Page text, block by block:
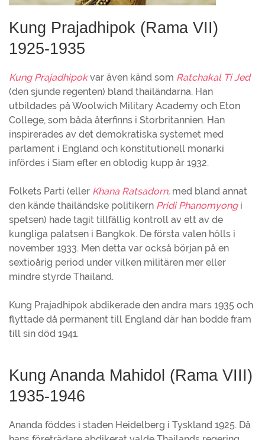
Kung Prajadhipok (Rama VII)
1925-1935
Kung Prajadhipokvar även känd som Ratchakal Ti Jed
(den sjunde regenten) bland thailändarna. Han
utbildades på Woolwich Military Academy och Eton
College, som båda återfinns i Storbritannien. Han
inspirerades av det demokratiska systemet med
parlament i England och konstitutionell monarki
infördes i Siam efter en oblodig kupp år 1932.
Folkets Parti (eller Khana Ratsadorn, med bland annat
den kände thailändske politikern Pridi Phanomyongi
spetsen) hade tagit tillfällig kontroll av ett av de
kungliga palatsen i Bangkok. De första valen hölls i
november 1933. Men detta var också början på en
sextioårig period under vilken militären mer eller
mindre styrde Thailand.
Kung Prajadhipok abdikerade den andra mars 1935 och
flyttade då permanent till England där han bodde fram
till sin död 1941.
Kung Ananda Mahidol (Rama VIII)
1935-1946
Ananda föddes i staden Heidelberg i Tyskland 1925. Då